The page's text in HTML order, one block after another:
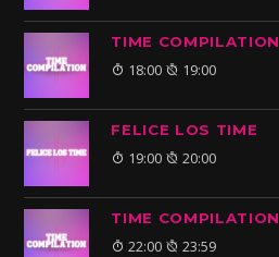
TIME COMPILATION
18:00 19:00
FELICE LOS TIME
19:00 20:00
TIME COMPILATION
22:00 23:59